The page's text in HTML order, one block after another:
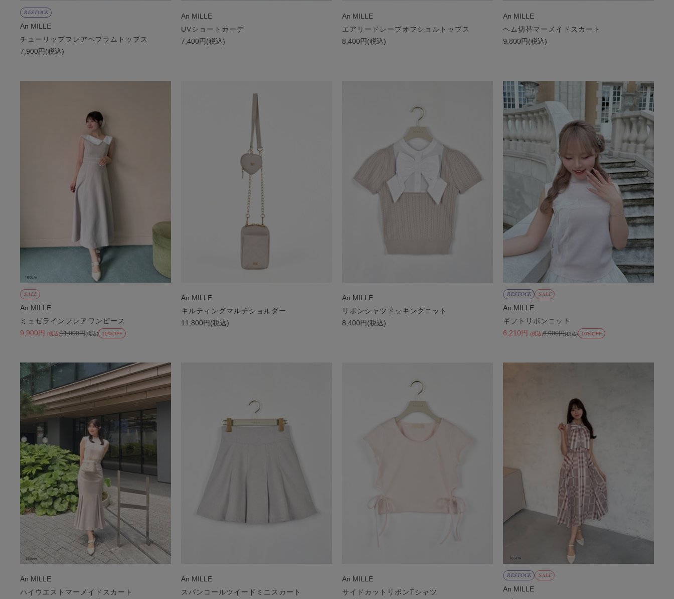
RESTOCK
An MILLE
チューリップフレアペプラムトップス
7,900円(税込)
An MILLE
UVショートカーデ
7,400円(税込)
An MILLE
エアリードレープオフショルトップス
8,400円(税込)
An MILLE
ヘム切替マーメイドスカート
9,800円(税込)
SALE
An MILLE
ミュゼラインフレアワンピース
9,900円
(税込)11,000円(税込) 10%OFF
An MILLE
キルティングマルチショルダー
11,800円(税込)
An MILLE
リボンシャツドッキングニット
8,400円(税込)
RESTOCK SALE
An MILLE
ギフトリボンニット
6,210円
(税込)6,900円(税込) 10%OFF
An MILLE
ハイウエストマーメイドスカート
An MILLE
スパンコールツイードミニスカート
An MILLE
サイドカットリボンTシャツ
RESTOCK SALE
An MILLE